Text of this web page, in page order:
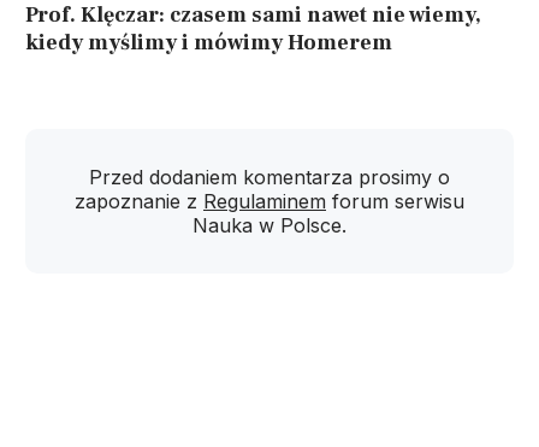
Prof. Klęczar: czasem sami nawet nie wiemy,
kiedy myślimy i mówimy Homerem
Przed dodaniem komentarza prosimy o
zapoznanie z Regulaminem forum serwisu
Nauka w Polsce.